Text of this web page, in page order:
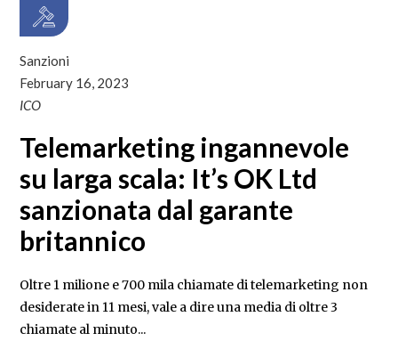
Sanzioni
February 16, 2023
ICO
Telemarketing ingannevole
su larga scala: It’s OK Ltd
sanzionata dal garante
britannico
Oltre 1 milione e 700 mila chiamate di telemarketing non
desiderate in 11 mesi, vale a dire una media di oltre 3
chiamate al minuto...